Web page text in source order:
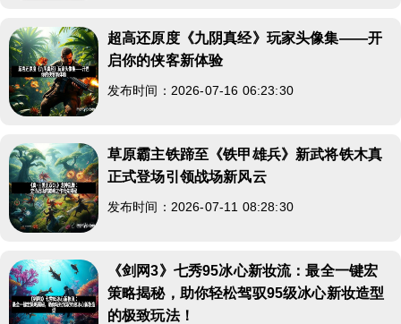
超高还原度《九阴真经》玩家头像集——开
启你的侠客新体验
发布时间：2026-07-16 06:23:30
草原霸主铁蹄至《铁甲雄兵》新武将铁木真
正式登场引领战场新风云
发布时间：2026-07-11 08:28:30
《剑网3》七秀95冰心新妆流：最全一键宏
策略揭秘，助你轻松驾驭95级冰心新妆造型
的极致玩法！